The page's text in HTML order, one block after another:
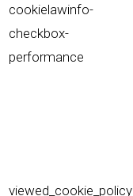
cookielawinfo-
checkbox-
performance
viewed_cookie_policy